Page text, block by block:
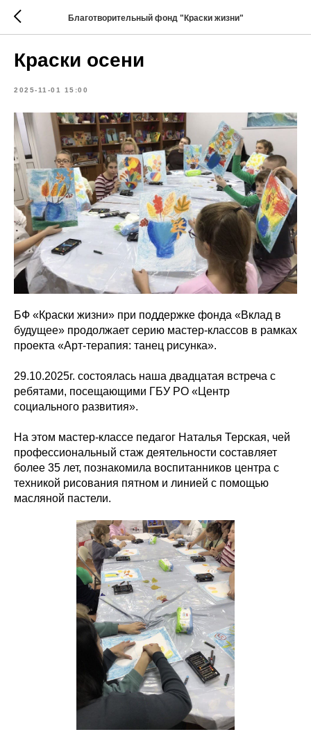
Благотворительный фонд "Краски жизни"
Краски осени
2025-11-01 15:00
БФ «Краски жизни» при поддержке фонда «Вклад в
будущее» продолжает серию мастер-классов в рамках
проекта «Арт-терапия: танец рисунка».
29.10.2025г. состоялась наша двадцатая встреча с
ребятами, посещающими ГБУ РО «Центр
социального развития».
На этом мастер-классе педагог Наталья Терская, чей
профессиональный стаж деятельности составляет
более 35 лет, познакомила воспитанников центра с
техникой рисования пятном и линией с помощью
масляной пастели.